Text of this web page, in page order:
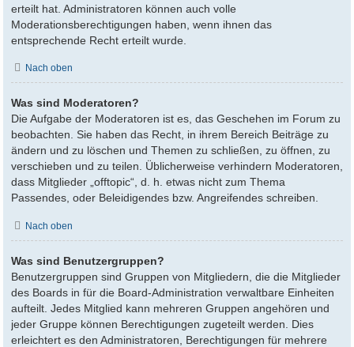
erteilt hat. Administratoren können auch volle
Moderationsberechtigungen haben, wenn ihnen das
entsprechende Recht erteilt wurde.
Nach oben
Was sind Moderatoren?
Die Aufgabe der Moderatoren ist es, das Geschehen im Forum zu
beobachten. Sie haben das Recht, in ihrem Bereich Beiträge zu
ändern und zu löschen und Themen zu schließen, zu öffnen, zu
verschieben und zu teilen. Üblicherweise verhindern Moderatoren,
dass Mitglieder „offtopic“, d. h. etwas nicht zum Thema
Passendes, oder Beleidigendes bzw. Angreifendes schreiben.
Nach oben
Was sind Benutzergruppen?
Benutzergruppen sind Gruppen von Mitgliedern, die die Mitglieder
des Boards in für die Board-Administration verwaltbare Einheiten
aufteilt. Jedes Mitglied kann mehreren Gruppen angehören und
jeder Gruppe können Berechtigungen zugeteilt werden. Dies
erleichtert es den Administratoren, Berechtigungen für mehrere